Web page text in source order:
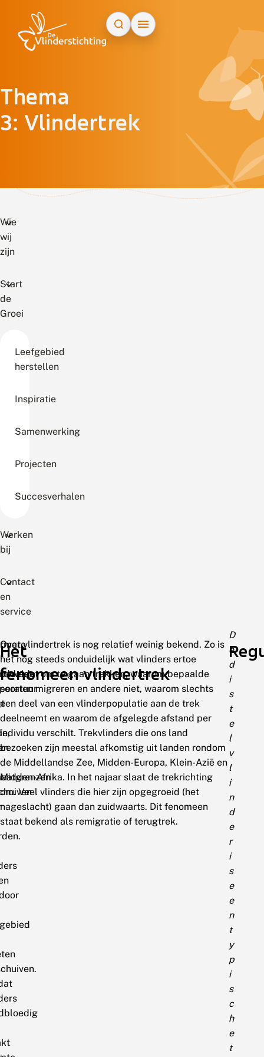
Thema
3: Vlindertrek
Wie
wij
zijn
Start
de
Groei
Leefgebied
herstellen
Inspiratie
Samenwerking
Projecten
Succesverhalen
Werken
bij
Contact
en
service
Het
fenomeen vlindertrek
Over vlindertrek is nog relatief weinig bekend. Zo is
het nog steeds onduidelijk wat vlinders ertoe
beweegt om te gaan trekken, waarom bepaalde
soorten migreren en andere niet, waarom slechts
een deel van een vlinderpopulatie aan de trek
deelneemt en waarom de afgelegde afstand per
individu verschilt. Trekvlinders die ons land
bezoeken zijn meestal afkomstig uit landen rondom
de Middellandse Zee, Midden-Europa, Klein-Azië en
Midden-Afrika. In het najaar slaat de trekrichting
om. Veel vlinders die hier zijn opgegroeid (het
nageslacht) gaan dan zuidwaarts. Dit fenomeen
staat bekend als remigratie of terugtrek.
D
e
d
i
s
t
e
l
v
l
i
n
d
e
r
i
s
e
e
n
t
y
p
i
s
c
h
e
t